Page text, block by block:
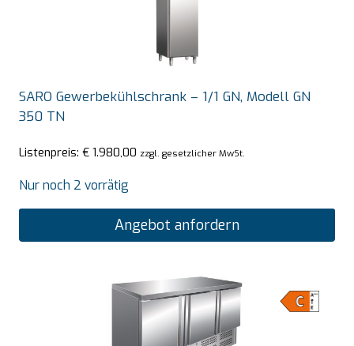
SARO Gewerbekühlschrank – 1/1 GN, Modell GN
350 TN
Listenpreis: € 1.980,00 zzgl. gesetzlicher MwSt.
Nur noch 2 vorrätig
Angebot anfordern